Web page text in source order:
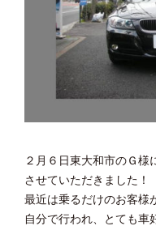
２月６日東大和市のＧ
させていただきました！
最近は乗るだけのお客様
自分で行われ、とても車